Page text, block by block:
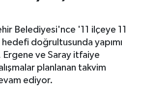
Belediyesi'nce '11 ilçeye 11
doğrultusunda yapımı
ve Saray itfaiye
planlanan takvim
ediyor.